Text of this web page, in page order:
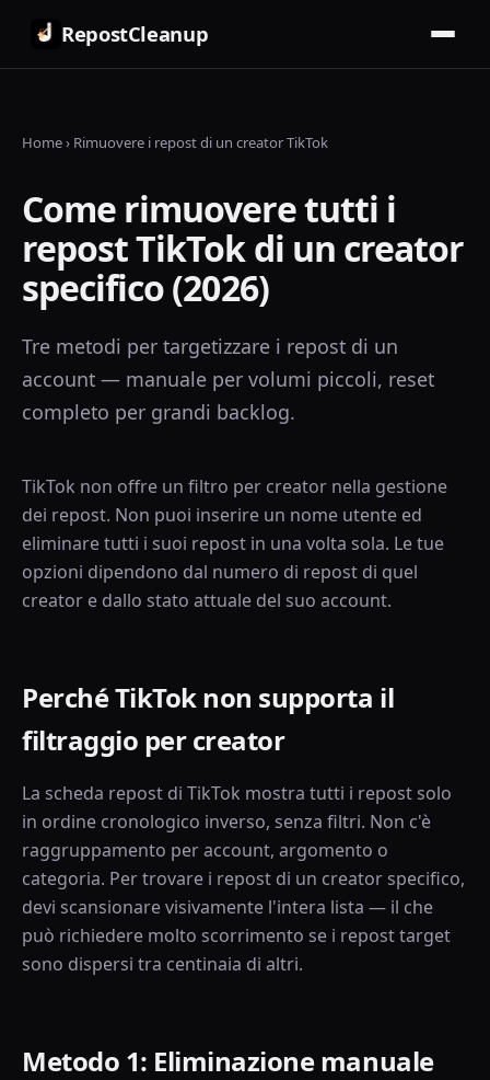
RepostCleanup
Home› Rimuovere i repost di un creator TikTok
Come rimuovere tutti i
repost TikTok di un creator
specifico (2026)
Tre metodi per targetizzare i repost di un
account — manuale per volumi piccoli, reset
completo per grandi backlog.
TikTok non offre un filtro per creator nella gestione
dei repost. Non puoi inserire un nome utente ed
eliminare tutti i suoi repost in una volta sola. Le tue
opzioni dipendono dal numero di repost di quel
creator e dallo stato attuale del suo account.
Perché TikTok non supporta il
filtraggio per creator
La scheda repost di TikTok mostra tutti i repost solo
in ordine cronologico inverso, senza filtri. Non c'è
raggruppamento per account, argomento o
categoria. Per trovare i repost di un creator specifico,
devi scansionare visivamente l'intera lista — il che
può richiedere molto scorrimento se i repost target
sono dispersi tra centinaia di altri.
Metodo 1: Eliminazione manuale